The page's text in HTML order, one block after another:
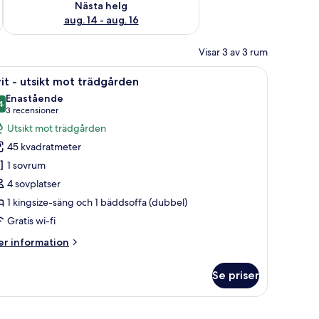
Nästa helg
aug. 14 - aug. 16
Visar 3 av 3 rum
bord med en kamera på och ett skrivbord med böcker och en vas.
Ett hotellrum med en säng, ett piano, ett
11 - utsikt mot trädgården
av 10
Enastående
3 recensioner
(3 recensioner)
Utsikt mot trädgården
45 kvadratmeter
1 sovrum
4 sovplatser
1 kingsize-säng och 1 bäddsoffa (dubbel)
Gratis wi-fi
information
Se priser